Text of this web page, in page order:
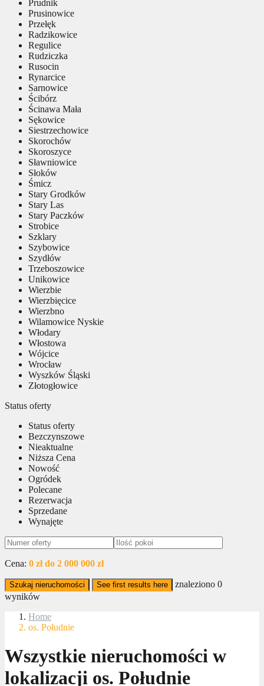
Prudnik
Prusinowice
Przełęk
Radzikowice
Regulice
Rudziczka
Rusocin
Rynarcice
Sarnowice
Ścibórz
Ścinawa Mała
Sękowice
Siestrzechowice
Skorochów
Skoroszyce
Sławniowice
Słoków
Śmicz
Stary Grodków
Stary Las
Stary Paczków
Strobice
Szklary
Szybowice
Szydłów
Trzeboszowice
Unikowice
Wierzbie
Wierzbięcice
Wierzbno
Wilamowice Nyskie
Włodary
Włostowa
Wójcice
Wrocław
Wyszków Śląski
Złotogłowice
Status oferty
Status oferty
Bezczynszowe
Nieaktualne
Niższa Cena
Nowość
Ogródek
Polecane
Rezerwacja
Sprzedane
Wynajęte
Cena: 0 zł do 2 000 000 zł
Szukaj nieruchomości See first results here znaleziono 0
wyników
Home
os. Południe
Wszystkie nieruchomości w
lokalizacji os. Południe